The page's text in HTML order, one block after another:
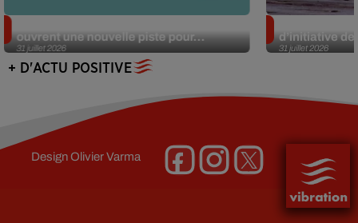
31 juillet 2026
ouvrent une nouvelle piste pour...
31 juillet 2026
d’initiative
+ D'ACTU POSITIVE
DesignOlivier Varma